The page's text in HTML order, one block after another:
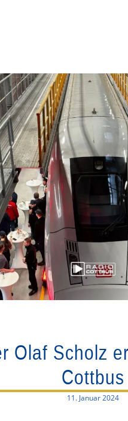
Olaf Scholz
Cottbus
11. Januar 2024